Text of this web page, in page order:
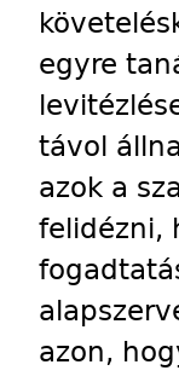
egyre
távol
azok a
felidézni,
azon,